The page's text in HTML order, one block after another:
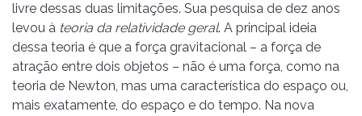
livre dessas duas limitações. Sua pesquisa de dez anos
levou à teoria da relatividade geral. A principal ideia
dessa teoria é que a força gravitacional – a força de
atração entre dois objetos – não é uma força, como na
teoria de Newton, mas uma característica do espaço ou,
mais exatamente, do espaço e do tempo. Na nova